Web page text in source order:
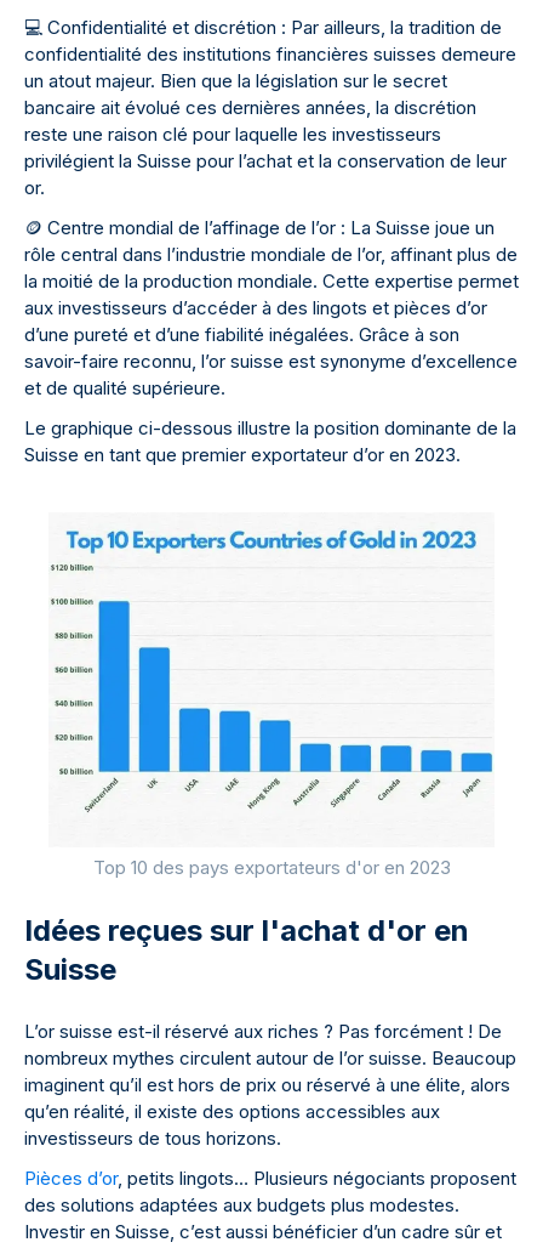
💻 Confidentialité et discrétion : Par ailleurs, la tradition de
confidentialité des institutions financières suisses demeure
un atout majeur. Bien que la législation sur le secret
bancaire ait évolué ces dernières années, la discrétion
reste une raison clé pour laquelle les investisseurs
privilégient la Suisse pour l’achat et la conservation de leur
or.
🪙 Centre mondial de l’affinage de l’or : La Suisse joue un
rôle central dans l’industrie mondiale de l’or, affinant plus de
la moitié de la production mondiale. Cette expertise permet
aux investisseurs d’accéder à des lingots et pièces d’or
d’une pureté et d’une fiabilité inégalées. Grâce à son
savoir-faire reconnu, l’or suisse est synonyme d’excellence
et de qualité supérieure.
Le graphique ci-dessous illustre la position dominante de la
Suisse en tant que premier exportateur d’or en 2023.
Top 10 des pays exportateurs d'or en 2023
Idées reçues sur l'achat d'or en
Suisse
L’or suisse est-il réservé aux riches ? Pas forcément ! De
nombreux mythes circulent autour de l’or suisse. Beaucoup
imaginent qu’il est hors de prix ou réservé à une élite, alors
qu’en réalité, il existe des options accessibles aux
investisseurs de tous horizons.
Pièces d’or, petits lingots… Plusieurs négociants proposent
des solutions adaptées aux budgets plus modestes.
Investir en Suisse, c’est aussi bénéficier d’un cadre sûr et